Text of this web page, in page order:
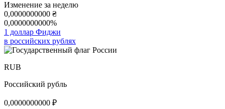
Изменение за неделю
0,0000000000 ₴
0,0000000000%
1 доллар Фиджи
в российских рублях
RUB
Российский рубль
0,0000000000 ₽